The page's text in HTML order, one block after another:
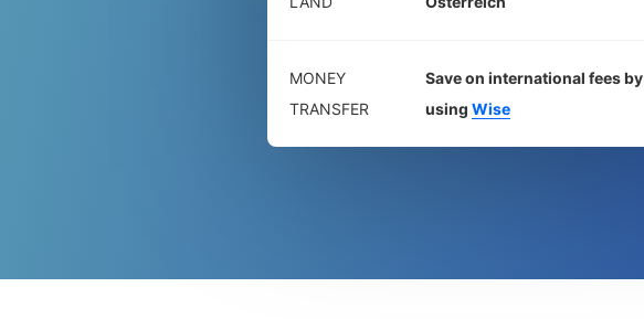
MONEY
TRANSFER
Save on international fees by
using Wise